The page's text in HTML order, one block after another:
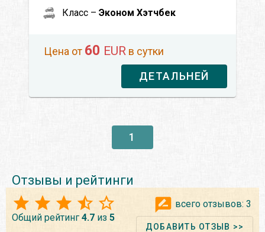
Класс – Эконом Хэтчбек
Цена от 60 EUR в сутки
ДЕТАЛЬНЕЙ
1
Отзывы и рейтинги
Общий рейтинг 4.7 из 5
всего отзывов: 3
ДОБАВИТЬ ОТЗЫВ >>